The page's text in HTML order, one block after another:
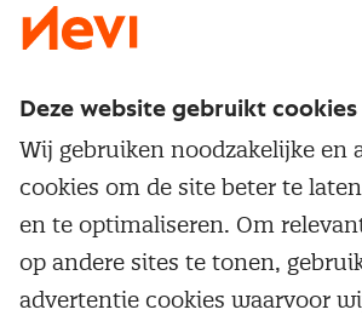
Service & contact
Over inkoop
Netwerk en communities
Aanmelden nieuwsbrief
Populaire thema's
Aanbesteden
Contractmanagement
Opleidingen en trainingen
Trainingen
Deze website gebruikt cookies
Wij gebruiken noodzakelijke en
cookies om de site beter te
en te optimaliseren. Om
op andere sites te tonen,
advertentie cookies waarvoor